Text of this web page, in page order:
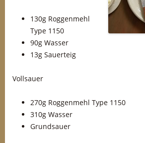
130g Roggenmehl
Type 1150
90g Wasser
13g Sauerteig
Vollsauer
270g Roggenmehl Type 1150
310g Wasser
Grundsauer